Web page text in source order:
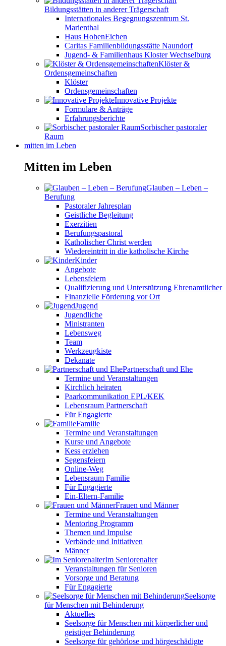
Bildungsstätten in anderer Trägerschaft
Internationales Begegnungszentrum St.
Marienthal
Haus HohenEichen
Caritas Familienbildungsstätte Naundorf
Jugend- & Familienhaus Kloster Wechselburg
Klöster &
Ordensgemeinschaften
Klöster
Ordensgemeinschaften
Innovative Projekte
Formulare & Anträge
Erfahrungsberichte
Sorbischer pastoraler
Raum
mitten im Leben
Mitten im Leben
Glauben – Leben –
Berufung
Pastoraler Jahresplan
Geistliche Begleitung
Exerzitien
Berufungspastoral
Katholischer Christ werden
Wiedereintritt in die katholische Kirche
Kinder
Angebote
Lebensfeiern
Qualifizierung und Unterstützung Ehrenamtlicher
Finanzielle Förderung vor Ort
Jugend
Jugendliche
Ministranten
Lebensweg
Team
Werkzeugkiste
Dekanate
Partnerschaft und Ehe
Termine und Veranstaltungen
Kirchlich heiraten
Paarkommunikation EPL/KEK
Lebensraum Partnerschaft
Für Engagierte
Familie
Termine und Veranstaltungen
Kurse und Angebote
Kess erziehen
Segensfeiern
Online-Weg
Lebensraum Familie
Für Engagierte
Ein-Eltern-Familie
Frauen und Männer
Termine und Veranstaltungen
Mentoring Programm
Themen und Impulse
Verbände und Initiativen
Männer
Im Seniorenalter
Veranstaltungen für Senioren
Vorsorge und Beratung
Für Engagierte
Seelsorge
für Menschen mit Behinderung
Aktuelles
Seelsorge für Menschen mit körperlicher und
geistiger Behinderung
Seelsorge für gehörlose und hörgeschädigte